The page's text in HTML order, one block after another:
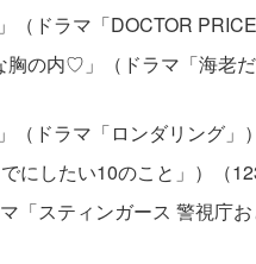
（ドラマ「DOCTOR
の内♡」（ドラマ「海老だ
ドラマ「ロンダリング」
にしたい10のこと」）（
「スティンガース 警視庁お